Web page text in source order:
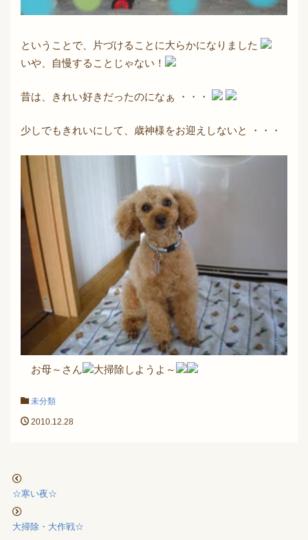
ということで、片づけることに大らかになりました
いや、自慢することじゃない！
昔は、きれい好きだったのになぁ ・・・
少しでもきれいにして、歳神様をお迎えしないと ・・・
お母～さん 大掃除しようよ～
未分類
2010.12.28
☆寒い夜☆
大掃除・大作戦☆